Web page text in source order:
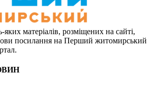
матеріалів, розміщених на сайті,
посилання на Перший житомирський